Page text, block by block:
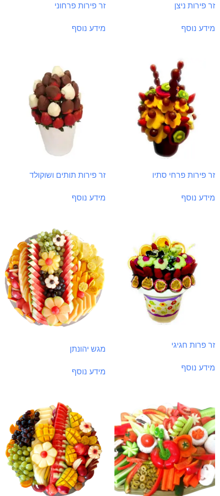
זר פירות ניצן
מידע נוסף
זר פירות פרחוני
מידע נוסף
זר פירות פרחי סתיו
מידע נוסף
זר פירות תותים ושוקולד
מידע נוסף
זר פרות חגיגי
מידע נוסף
מגש יהונתן
מידע נוסף